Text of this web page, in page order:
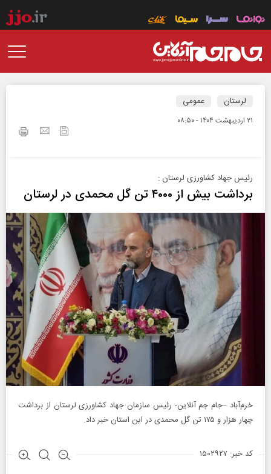
لرستان عمومی
۲۱ ارديبهشت ۱۴۰۴ - ۰۸:۵۰
رئیس جهاد کشاورزی لرستان :
برداشت بیش از ۴۰۰۰ تن گل محمدی در لرستان
خرم‌آباد –جام جم آنلاین- رئیس سازمان جهاد کشاورزی لرستان از برداشت
چهار هزار و ۱۷۵ تن گل محمدی در این استان خبر داد.
کد خبر: ۱۵۰۲۹۲۷